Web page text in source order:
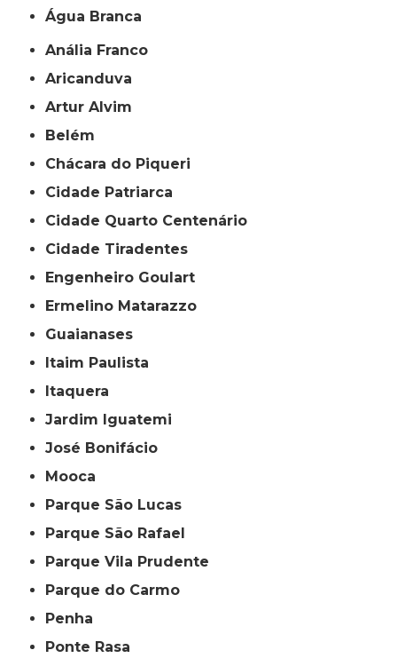
Água Branca
Anália Franco
Aricanduva
Artur Alvim
Belém
Chácara do Piqueri
Cidade Patriarca
Cidade Quarto Centenário
Cidade Tiradentes
Engenheiro Goulart
Ermelino Matarazzo
Guaianases
Itaim Paulista
Itaquera
Jardim Iguatemi
José Bonifácio
Mooca
Parque São Lucas
Parque São Rafael
Parque Vila Prudente
Parque do Carmo
Penha
Ponte Rasa